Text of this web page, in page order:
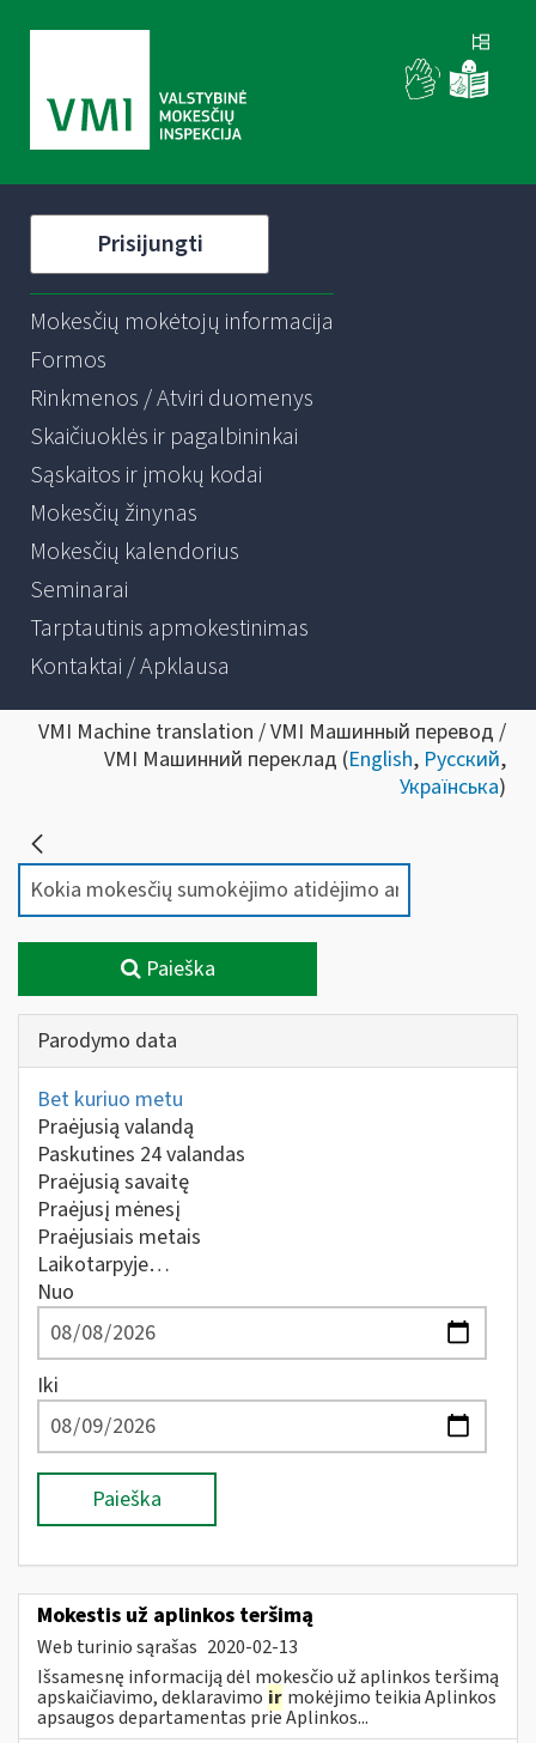
Prisijungti
Mokesčių mokėtojų informacija
Formos
Rinkmenos / Atviri duomenys
Skaičiuoklės ir pagalbininkai
Sąskaitos ir įmokų kodai
Mokesčių žinynas
Mokesčių kalendorius
Seminarai
Tarptautinis apmokestinimas
Kontaktai / Apklausa
VMI Machine translation / VMI Машинный перевод /
VMI Машинний переклад (English, Русский,
Українська)
Paieška
Parodymo data
Bet kuriuo metu
Praėjusią valandą
Paskutines 24 valandas
Praėjusią savaitę
Praėjusį mėnesį
Praėjusiais metais
Laikotarpyje…
Nuo
Iki
Paieška
Mokestis už aplinkos teršimą
Web turinio sąrašas 2020-02-13
Išsamesnę informaciją dėl mokesčio už aplinkos teršimą
apskaičiavimo, deklaravimo ir mokėjimo teikia Aplinkos
apsaugos departamentas prie Aplinkos...